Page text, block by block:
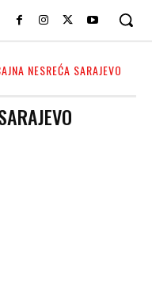
NESREĆA SARAJEVO